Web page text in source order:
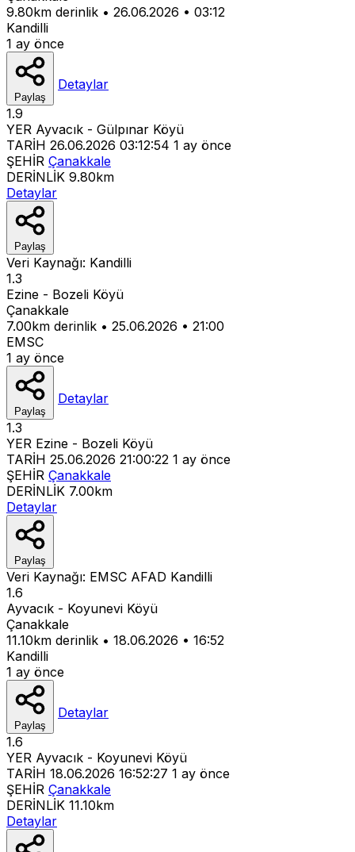
9.80km derinlik • 26.06.2026 • 03:12
Kandilli
1 ay önce
Paylaş
Detaylar
1.9
YER Ayvacık - Gülpınar Köyü
TARİH 26.06.2026 03:12:54 1 ay önce
ŞEHİR Çanakkale
DERİNLİK 9.80km
Detaylar
Paylaş
Veri Kaynağı: Kandilli
1.3
Ezine - Bozeli Köyü
Çanakkale
7.00km derinlik • 25.06.2026 • 21:00
EMSC
1 ay önce
Paylaş
Detaylar
1.3
YER Ezine - Bozeli Köyü
TARİH 25.06.2026 21:00:22 1 ay önce
ŞEHİR Çanakkale
DERİNLİK 7.00km
Detaylar
Paylaş
Veri Kaynağı: EMSC AFAD Kandilli
1.6
Ayvacık - Koyunevi Köyü
Çanakkale
11.10km derinlik • 18.06.2026 • 16:52
Kandilli
1 ay önce
Paylaş
Detaylar
1.6
YER Ayvacık - Koyunevi Köyü
TARİH 18.06.2026 16:52:27 1 ay önce
ŞEHİR Çanakkale
DERİNLİK 11.10km
Detaylar